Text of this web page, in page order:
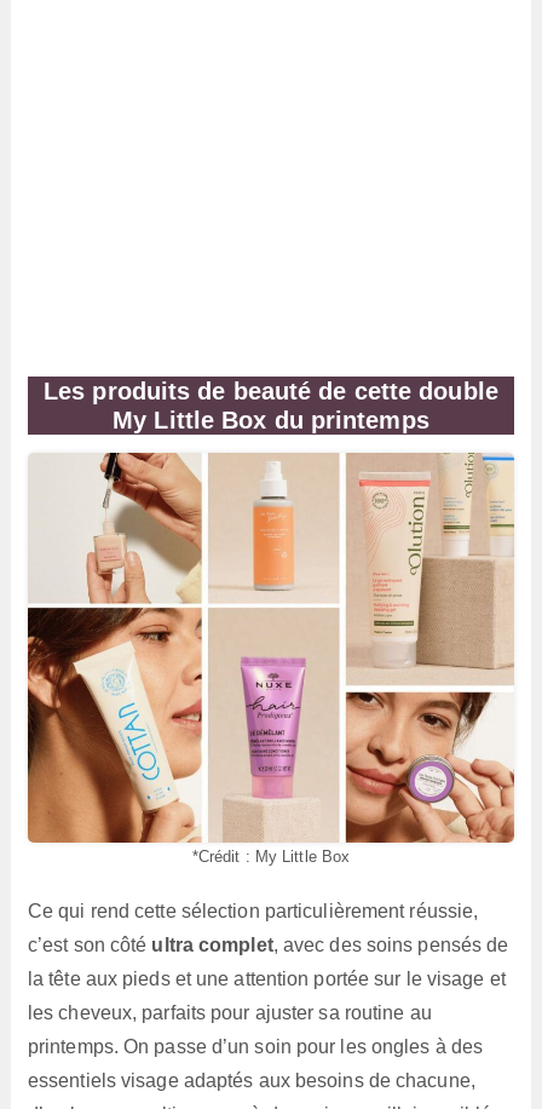
Les produits de beauté de cette double
My Little Box du printemps
*Crédit : My Little Box
Ce qui rend cette sélection particulièrement réussie,
c’est son côté ultra complet, avec des soins pensés de
la tête aux pieds et une attention portée sur le visage et
les cheveux, parfaits pour ajuster sa routine au
printemps. On passe d’un soin pour les ongles à des
essentiels visage adaptés aux besoins de chacune,